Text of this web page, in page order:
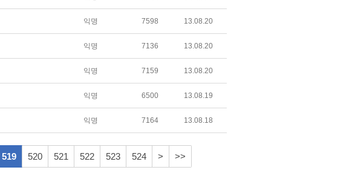
익명 7598 13.08.20
익명 7136 13.08.20
익명 7159 13.08.20
익명 6500 13.08.19
익명 7164 13.08.18
519 520 521 522 523 524 > >>